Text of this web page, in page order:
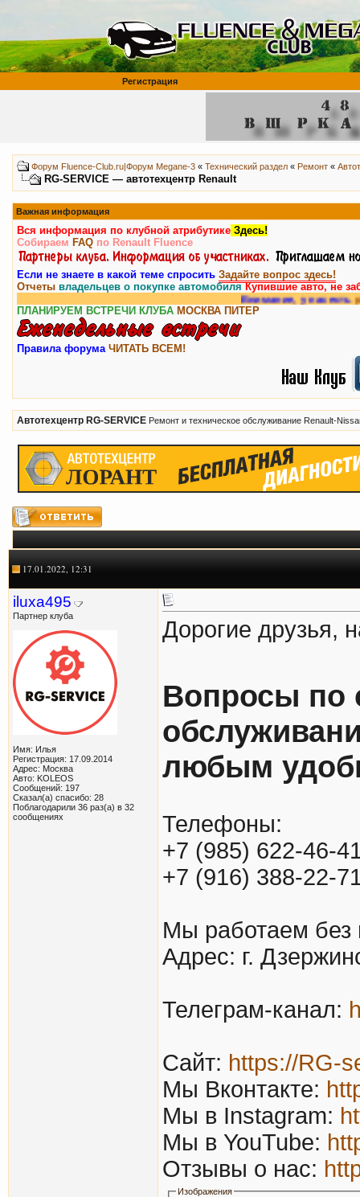
Регистрация
Форум Fluence-Club.ru|Форум Megane-3 « Технический раздел « Ремонт «
RG-SERVICE — автотехцентр Renault
Важная информация
Вся информация по клубной атрибутике Здесь!
Собираем FAQ по Renault Fluence
Если не знаете в какой теме спросить Задайте вопрос здесь!
Отчеты владельцев о покупке автомобиляКупившие авто, не
Внимание, у нас естьраздел
ПЛАНИРУЕМ ВСТРЕЧИ КЛУБА МОСКВА ПИТЕР
Правила форума ЧИТАТЬ ВСЕМ!
Автотехцентр RG-SERVICE Ремонт и техническое обслуживание Renault-
17.01.2022, 12:31
iluxa495
Партнер клуба
Имя: Илья
Регистрация: 17.09.2014
Адрес: Москва
Авто: KOLEOS
Сообщений: 197
Сказал(а) спасибо: 28
Поблагодарили 36 раз(а) в 32
сообщениях
Дорогие друзья,
Вопросы по
любым
Телефоны:
+7 (985) 622-46-
+7 (916) 388-22-
Мы работаем без
Адрес: г.
Телеграм-канал:
Сайт: https://RG-
Мы Вконтакте:
Мы в Instagram:
Мы в YouTube:
Отзывы о нас:
Изображения